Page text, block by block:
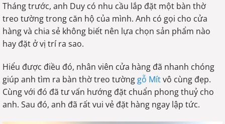
Tháng trước, anh Duy có nhu cầu lắp đặt một bàn thờ
treo tường trong căn hộ của mình. Anh có gọi cho cửa
hàng và chia sẻ không biết nên lựa chọn sản phẩm nào
hay đặt ở vị trí ra sao.
Hiểu được điều đó, nhân viên cửa hàng đã nhanh chóng
giúp anh tìm ra bàn thờ treo tường gỗ Mítvô cùng đẹp.
Cùng với đó đã tư vấn hướng đặt chuẩn phong thuỷ cho
anh. Sau đó, anh đã rất vui vẻ đặt hàng ngay lập tức.